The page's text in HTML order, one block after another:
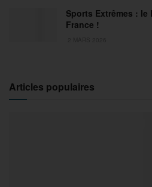
Sports Extrêmes : le
France !
Articles populaires